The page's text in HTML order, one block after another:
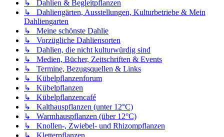
↳ Dahlien & Begleitpflanzen
↳ Dahliengärten, Ausstellungen, Kulturbetriebe & Mein
Dahliengarten
↳ Meine schönste Dahlie
↳ Vorzügliche Dahliensorten
↳ Dahlien, die nicht kulturwürdig sind
↳ Medien, Bücher, Zeitschriften & Events
↳ Termine, Bezugsquellen & Links
↳ Kübelpflanzenforum
↳ Kübelpflanzen
↳ Kübelpflanzencafé
↳ Kalthauspflanzen (unter 12°C)
↳ Warmhauspflanzen (über 12°C)
↳ Knollen-, Zwiebel- und Rhizompflanzen
↳ Kletterpflanzen